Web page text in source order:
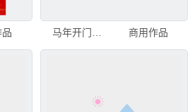
商用作品